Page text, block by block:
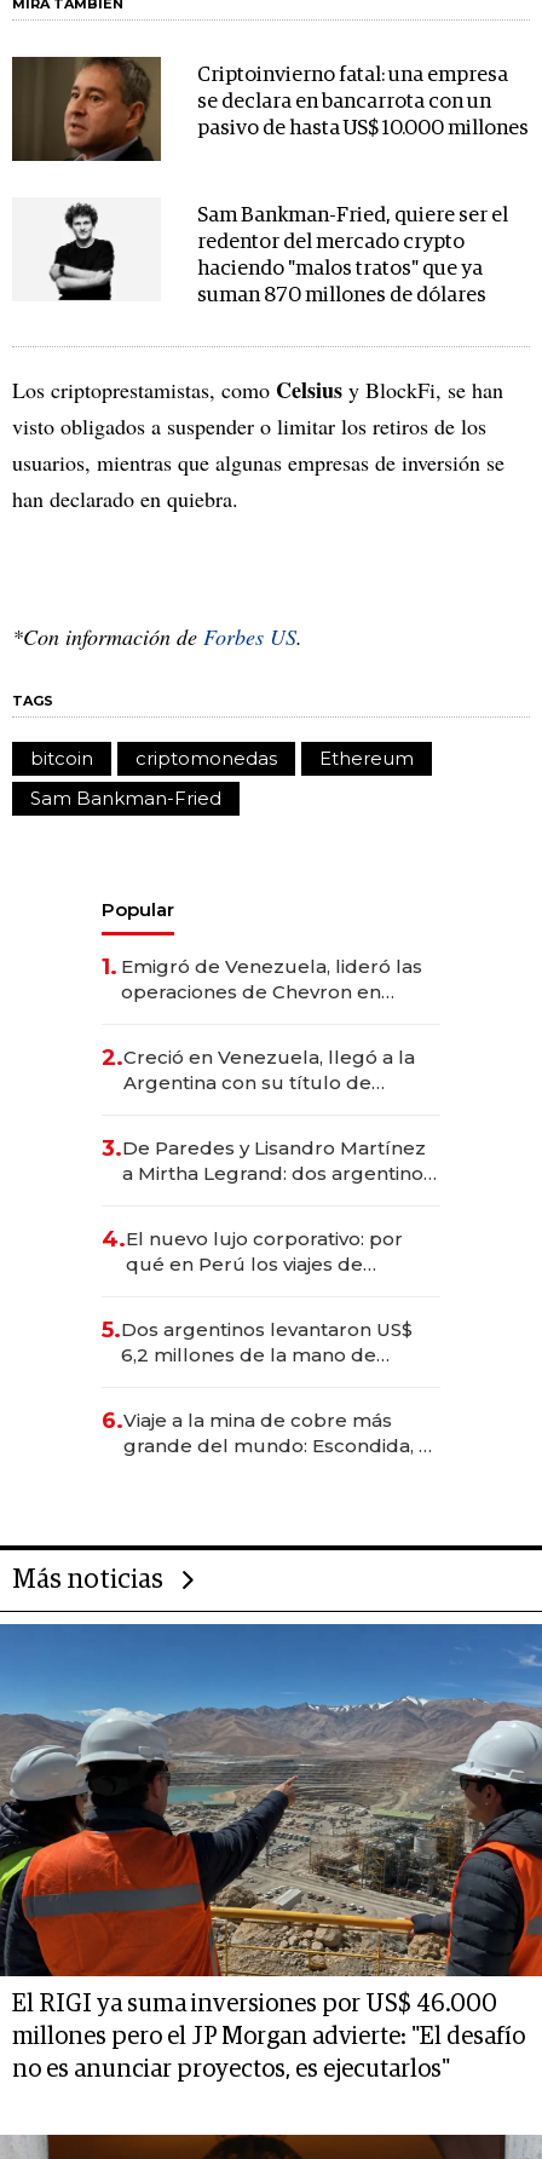
MIRA TAMBIÉN
Criptoinvierno fatal: una empresa
se declara en bancarrota con un
pasivo de hasta US$ 10.000 millones
Sam Bankman-Fried, quiere ser el
redentor del mercado crypto
haciendo "malos tratos" que ya
suman 870 millones de dólares
Los criptoprestamistas, como Celsius y BlockFi, se han
visto obligados a suspender o limitar los retiros de los
usuarios, mientras que algunas empresas de inversión se
han declarado en quiebra.
*Con información de Forbes US.
TAGS
bitcoin criptomonedas
Ethereum
Sam Bankman-Fried
Popular
1. Emigró de Venezuela, lideró las
operaciones de Chevron en
2.Creció en Venezuela, llegó a la
Argentina con su título de
las marcas "fast premium"
3.De Paredes y Lisandro Martínez
a Mirtha Legrand: dos argentinos
4.El nuevo lujo corporativo: por
qué en Perú los viajes de
para convertirse en experiencias
transformadoras
5.Dos argentinos levantaron US$
6,2 millones de la mano de
6.Viaje a la mina de cobre más
grande del mundo: Escondida, el
Más noticias
El RIGI ya suma inversiones por US$ 46.000
millones pero el JP Morgan advierte: "El desafío
no es anunciar proyectos, es ejecutarlos"